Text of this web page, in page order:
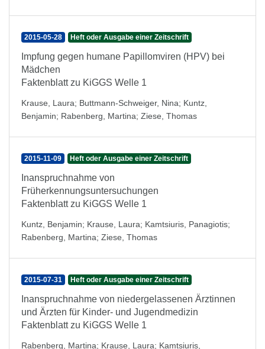
2015-05-28 Heft oder Ausgabe einer Zeitschrift
Impfung gegen humane Papillomviren (HPV) bei
Mädchen
Faktenblatt zu KiGGS Welle 1
Krause, Laura; Buttmann-Schweiger, Nina; Kuntz,
Benjamin; Rabenberg, Martina; Ziese, Thomas
2015-11-09 Heft oder Ausgabe einer Zeitschrift
Inanspruchnahme von
Früherkennungsuntersuchungen
Faktenblatt zu KiGGS Welle 1
Kuntz, Benjamin; Krause, Laura; Kamtsiuris, Panagiotis;
Rabenberg, Martina; Ziese, Thomas
2015-07-31 Heft oder Ausgabe einer Zeitschrift
Inanspruchnahme von niedergelassenen Ärztinnen
und Ärzten für Kinder- und Jugendmedizin
Faktenblatt zu KiGGS Welle 1
Rabenberg, Martina; Krause, Laura; Kamtsiuris,